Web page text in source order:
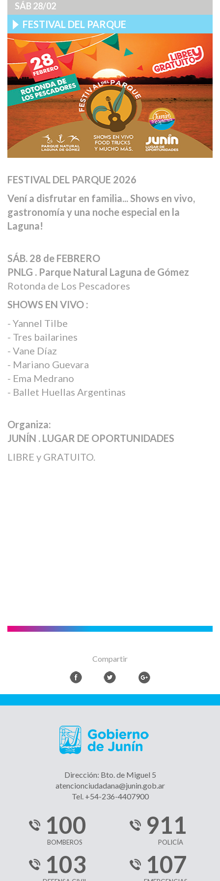
SÁB 28/02
FESTIVAL DEL PARQUE
FESTIVAL DEL PARQUE 2026
Vení a disfrutar en familia... Shows en vivo,
gastronomía y una noche especial en la
Laguna!
SÁB. 28 de FEBRERO
PNLG . Parque Natural Laguna de Gómez
Rotonda de Los Pescadores
SHOWS EN VIVO :
- Yannel Tilbe
- Tres bailarines
- Vane Díaz
- Mariano Guevara
- Ema Medrano
- Ballet Huellas Argentinas
Organiza:
JUNÍN . LUGAR DE OPORTUNIDADES
LIBRE y GRATUITO.
Compartir
Dirección: Bto. de Miguel 5
atencionciudadana@junin.gob.ar
Tel. +54-236-4407900
100
BOMBEROS
911
POLICÍA
103 107